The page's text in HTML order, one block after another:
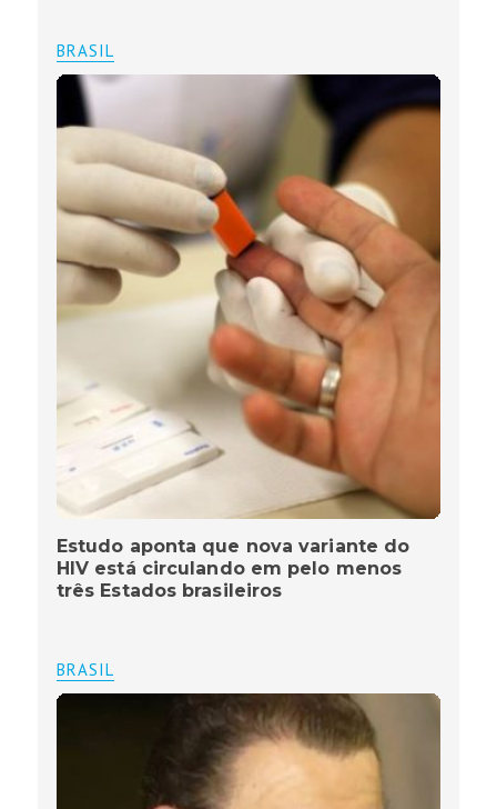
BRASIL
Estudo aponta que nova variante do
HIV está circulando em pelo menos
três Estados brasileiros
BRASIL